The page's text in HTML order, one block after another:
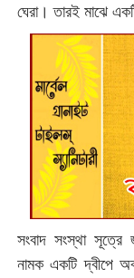
ঘেরা। তারই মাঝে
সংবাদ সংস্থা সূত্রে
নামক একটি দ্বীপে